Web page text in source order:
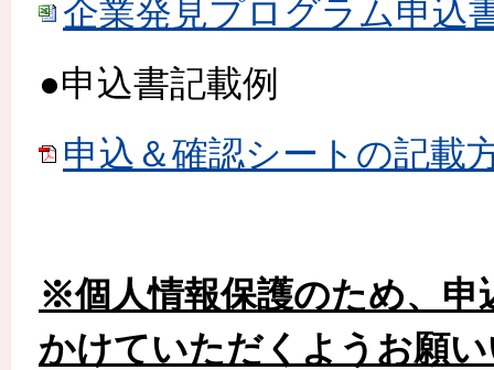
企業発見プログラム申込
●申込書記載例
申込＆確認シートの記載
※個人情報保護のため、申
かけていただくようお願